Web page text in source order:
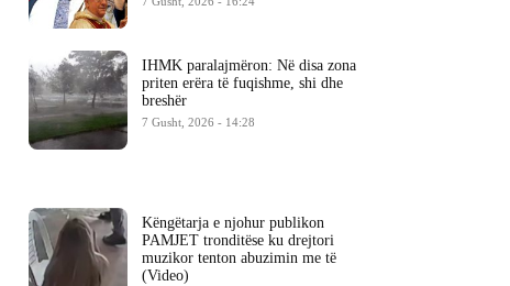
IHMK paralajmëron: Në disa zona
priten erëra të fuqishme, shi dhe
breshër
7 Gusht, 2026 - 14:28
Këngëtarja e njohur publikon
PAMJET tronditëse ku drejtori
muzikor tenton abuzimin me të
(Video)